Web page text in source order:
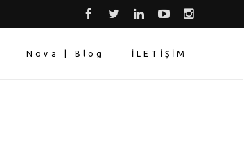
Nova | Blog İLETİŞİM